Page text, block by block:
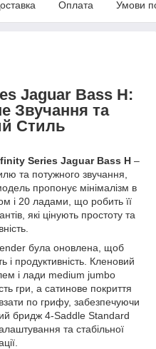
Оплата Умови
Jaguar Bass H:
Звучання та
Стиль
Series Jaguar Bass H –
та потужного звучання,
пропонує мінімалізм в
і 20 ладами, що робить її
які цінують простоту та
була оновлена, щоб
і продуктивність. Кленовий
і лади medium jumbo
гри, а сатинове покриття
по грифу, забезпечуючи
бридж 4-Saddle Standard
та стабільної